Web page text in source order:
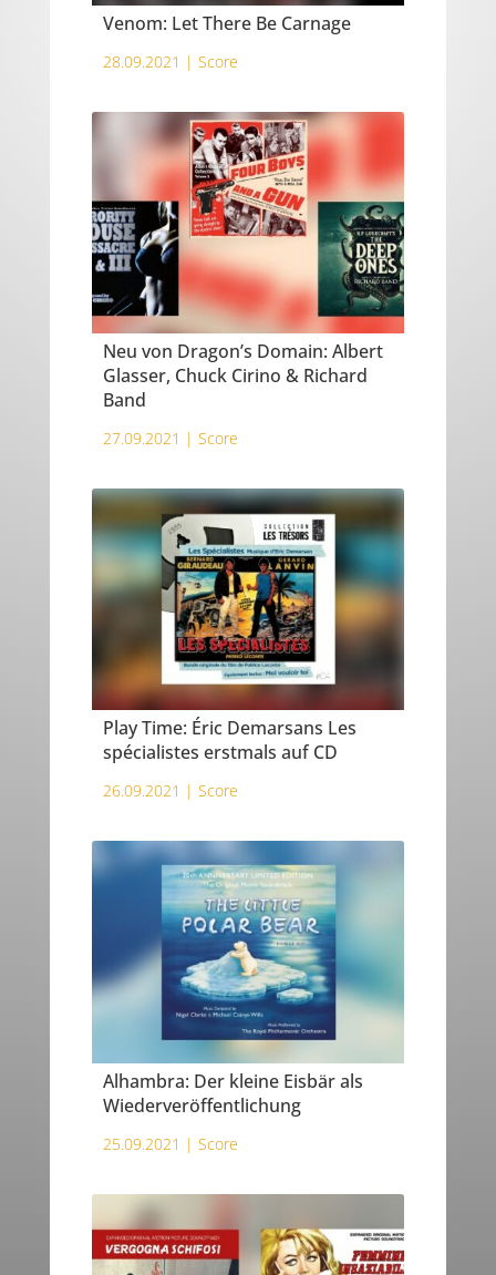
Venom: Let There Be Carnage
28.09.2021 | Score
Neu von Dragon’s Domain: Albert
Glasser, Chuck Cirino & Richard
Band
27.09.2021 | Score
Play Time: Éric Demarsans Les
spécialistes erstmals auf CD
26.09.2021 | Score
Alhambra: Der kleine Eisbär als
Wiederveröffentlichung
25.09.2021 | Score